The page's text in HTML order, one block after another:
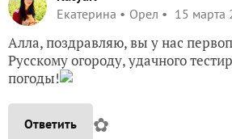
Екатерина
Орел 15 марта
Алла, поздравляю, вы у нас
Русскому огороду, удачного
погоды!
Ответить ✿